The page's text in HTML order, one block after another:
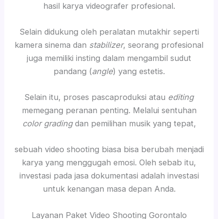
hasil karya videografer profesional.
Selain didukung oleh peralatan mutakhir seperti
kamera sinema dan stabilizer, seorang profesional
juga memiliki insting dalam mengambil sudut
pandang (angle) yang estetis.
Selain itu, proses pascaproduksi atau editing
memegang peranan penting. Melalui sentuhan
color gradingdan pemilihan musik yang tepat,
sebuah video shooting biasa bisa berubah menjadi
karya yang menggugah emosi. Oleh sebab itu,
investasi pada jasa dokumentasi adalah investasi
untuk kenangan masa depan Anda.
Layanan Paket Video Shooting Gorontalo